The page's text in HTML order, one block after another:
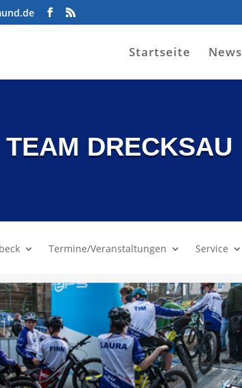
Startseite News
TEAM DRECKSAU
Termine/Veranstaltungen Service